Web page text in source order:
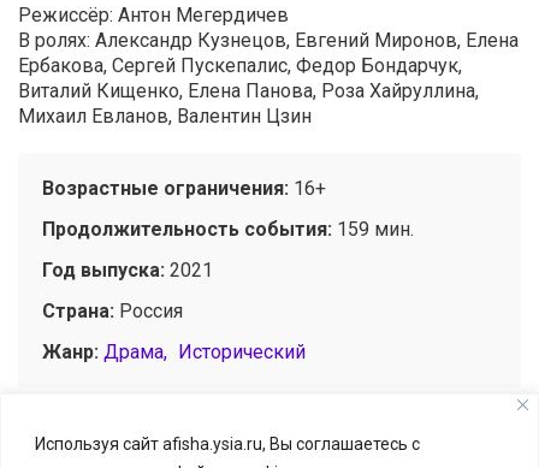
Используя сайт afisha.ysia.ru, Вы соглашаетесь с
Режиссёр: Антон Мегердичев
В ролях: Александр Кузнецов, Евгений Миронов, Елена
Ербакова, Сергей Пускепалис, Федор Бондарчук,
Виталий Кищенко, Елена Панова, Роза Хайруллина,
Михаил Евланов, Валентин Цзин
Возрастные ограничения: 16+
Продолжительность события: 159 мин.
Год выпуска: 2021
Страна: Россия
Жанр: Драма Исторический